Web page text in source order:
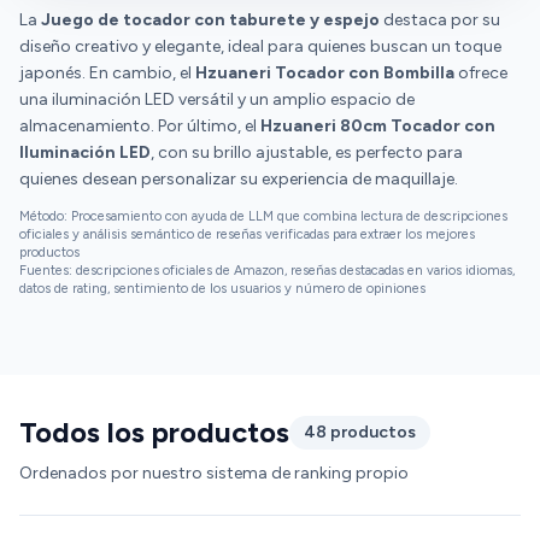
La Juego de tocador con taburete y espejo destaca por su
diseño creativo y elegante, ideal para quienes buscan un toque
japonés. En cambio, el Hzuaneri Tocador con Bombilla ofrece
una iluminación LED versátil y un amplio espacio de
almacenamiento. Por último, el Hzuaneri 80cm Tocador con
Iluminación LED, con su brillo ajustable, es perfecto para
quienes desean personalizar su experiencia de maquillaje.
Método: Procesamiento con ayuda de LLM que combina lectura de descripciones
oficiales y análisis semántico de reseñas verificadas para extraer los mejores
productos
Fuentes: descripciones oficiales de Amazon, reseñas destacadas en varios idiomas,
datos de rating, sentimiento de los usuarios y número de opiniones
Todos los productos
48 productos
Ordenados por nuestro sistema de ranking propio